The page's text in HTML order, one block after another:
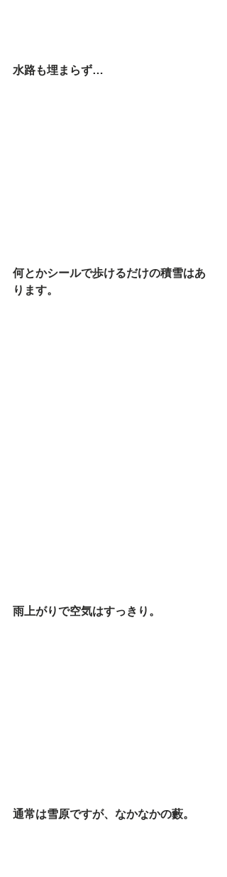
水路も埋まらず…
何とかシールで歩けるだけの積雪はあ
ります。
雨上がりで空気はすっきり。
通常は雪原ですが、 なかなかの藪。